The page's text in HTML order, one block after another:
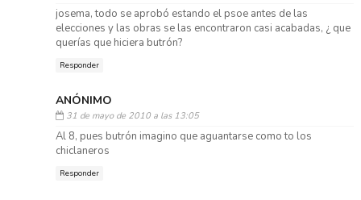
josema, todo se aprobó estando el psoe antes de las
elecciones y las obras se las encontraron casi acabadas, ¿ que
querías que hiciera butrón?
Responder
ANÓNIMO
31 de mayo de 2010 a las 13:05
Al 8, pues butrón imagino que aguantarse como to los
chiclaneros
Responder